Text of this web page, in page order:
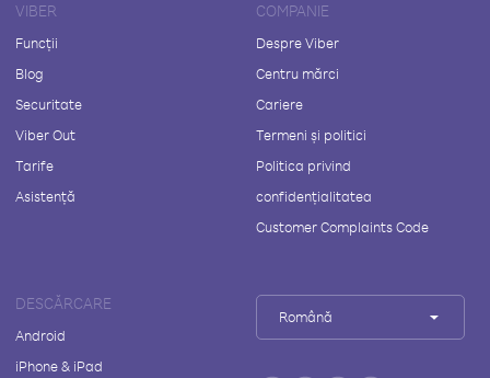
VIBER
Funcții
Blog
Securitate
Viber Out
Tarife
Asistență
COMPANIE
Despre Viber
Centru mărci
Cariere
Termeni și politici
Politica privind
confidențialitatea
Customer Complaints Code
DESCĂRCARE
Android
iPhone & iPad
Română